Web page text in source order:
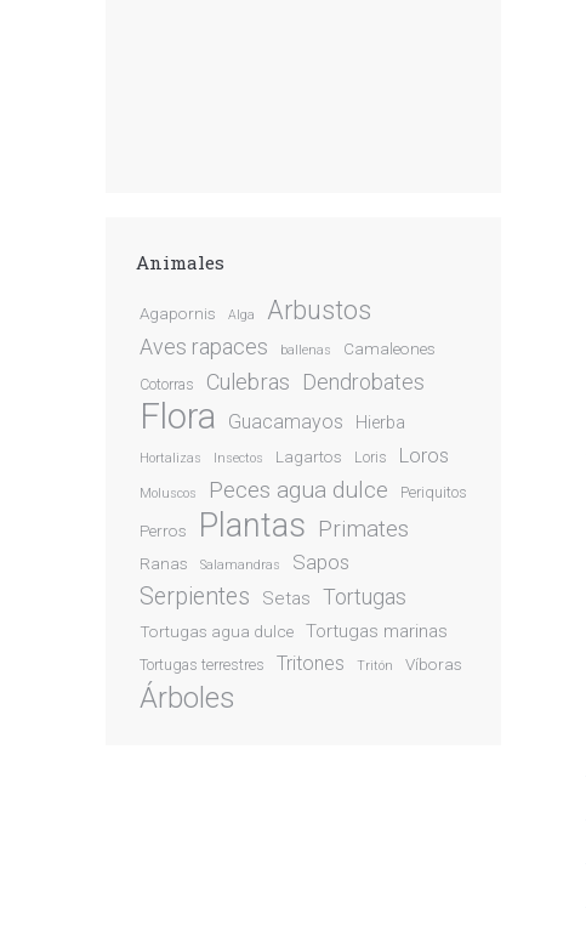
Animales
Agapornis Alga Arbustos
Aves rapaces ballenas Camaleones
Cotorras Culebras Dendrobates
Flora Guacamayos Hierba
Hortalizas Insectos Lagartos Loris Loros
Moluscos Peces agua dulce Periquitos
Perros Plantas Primates
Ranas Salamandras Sapos
Serpientes Setas Tortugas
Tortugas agua dulce Tortugas marinas
Tortugas terrestres Tritones Tritón Víboras
Árboles